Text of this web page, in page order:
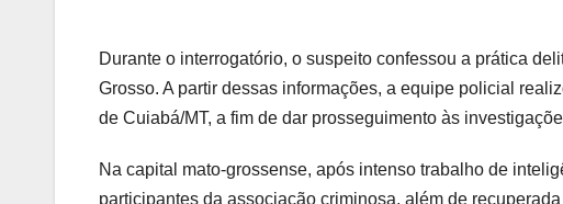
Durante o interrogatório, o suspeito confessou a prática
Grosso. A partir dessas informações, a equipe policial
de Cuiabá/MT, a fim de dar prosseguimento às
Na capital mato-grossense, após intenso trabalho de
participantes da associação criminosa, além de